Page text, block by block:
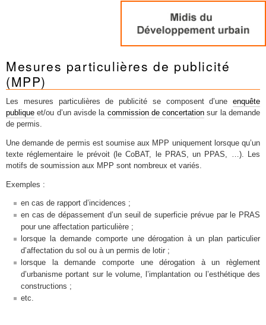
Mesures particulières de publicité
(MPP)
Les mesures particulières de publicité se composent d’une enquête
publique et/ou d’un avisde la commission de concertation sur la demande
de permis.
Une demande de permis est soumise aux MPP uniquement lorsque qu’un
texte réglementaire le prévoit (le CoBAT, le PRAS, un PPAS, …). Les
motifs de soumission aux MPP sont nombreux et variés.
Exemples :
en cas de rapport d’incidences ;
en cas de dépassement d’un seuil de superficie prévue par le PRAS
pour une affectation particulière ;
lorsque la demande comporte une dérogation à un plan particulier
d’affectation du sol ou à un permis de lotir ;
lorsque la demande comporte une dérogation à un règlement
d’urbanisme portant sur le volume, l’implantation ou l’esthétique des
constructions ;
etc.